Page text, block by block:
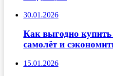
30.01.2026
Как выгодно
самолёт и
15.01.2026